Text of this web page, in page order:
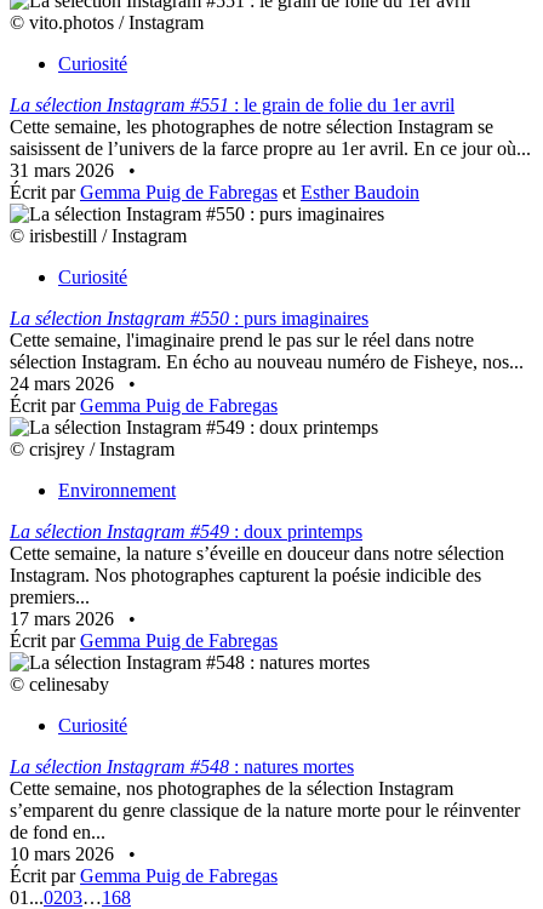
© vito.photos / Instagram
Curiosité
La sélection Instagram #551 : le grain de folie du 1er avril
Cette semaine, les photographes de notre sélection Instagram se
saisissent de l’univers de la farce propre au 1er avril. En ce jour où...
31 mars 2026
•
Écrit parGemma Puig de Fabregas et Esther Baudoin
© irisbestill / Instagram
Curiosité
La sélection Instagram #550 : purs imaginaires
Cette semaine, l'imaginaire prend le pas sur le réel dans notre
sélection Instagram. En écho au nouveau numéro de Fisheye, nos...
24 mars 2026
•
Écrit parGemma Puig de Fabregas
© crisjrey / Instagram
Environnement
La sélection Instagram #549 : doux printemps
Cette semaine, la nature s’éveille en douceur dans notre sélection
Instagram. Nos photographes capturent la poésie indicible des
premiers...
17 mars 2026
•
Écrit parGemma Puig de Fabregas
© celinesaby
Curiosité
La sélection Instagram #548 : natures mortes
Cette semaine, nos photographes de la sélection Instagram
s’emparent du genre classique de la nature morte pour le réinventer
de fond en...
10 mars 2026
•
Écrit parGemma Puig de Fabregas
01 ...0203…168